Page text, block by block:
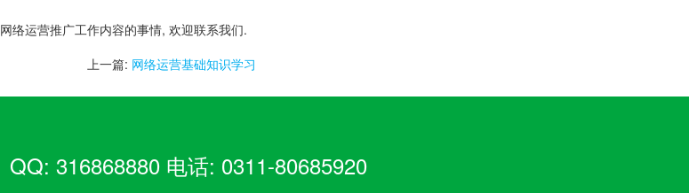
络运营推广工作内容的事情, 欢迎联系我们.
上一篇: 网络运营基础知识学习
316868880 电话: 0311-80685920